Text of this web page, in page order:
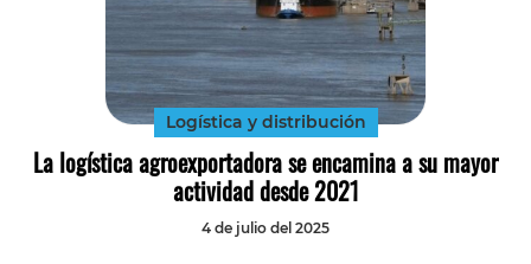
Logística y distribución
La logística agroexportadora se encamina a su mayor
actividad desde 2021
4 de julio del 2025